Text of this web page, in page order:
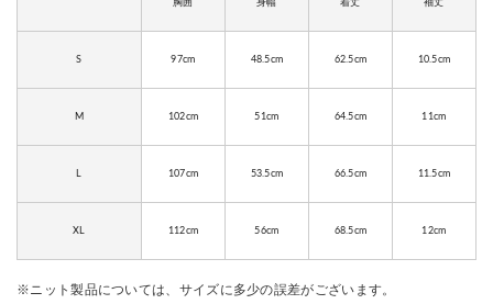
胸囲 身幅 着丈 袖丈
S 97cm 48.5cm 62.5cm 10.5cm
M 102cm 51cm 64.5cm 11cm
107cm 53.5cm 66.5cm 11.5cm
XL 112cm 56cm 68.5cm 12cm
※ニット製品については、サイズに多少の誤差がございます。